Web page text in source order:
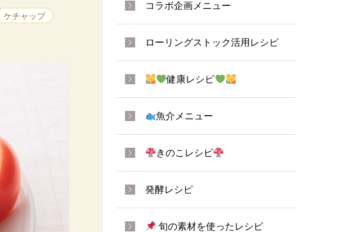
ケチャップ
コラボ企画メニュー
ローリングストック活用レシピ
健康レシピ
魚介メニュー
きのこレシピ
発酵レシピ
旬の素材を使ったレシピ